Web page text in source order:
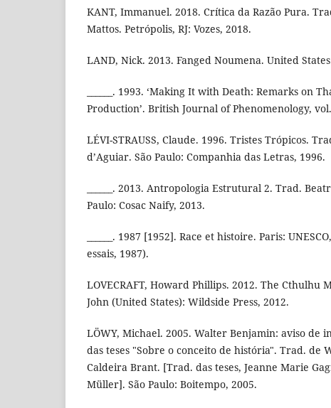
KANT, Immanuel. 2018. Crítica da Razão Pura.
Mattos. Petrópolis, RJ: Vozes, 2018.
LAND, Nick. 2013. Fanged Noumena. United
______. 1993. ‘Making It with Death: Remarks on
Production’. British Journal of Phenomenology,
LÉVI-STRAUSS, Claude. 1996. Tristes Trópicos.
d’Aguiar. São Paulo: Companhia das Letras, 1996.
______. 2013. Antropologia Estrutural 2. Trad.
Paulo: Cosac Naify, 2013.
______. 1987 [1952]. Race et histoire. Paris:
essais, 1987).
LOVECRAFT, Howard Phillips. 2012. The Cthulhu
John (United States): Wildside Press, 2012.
LÖWY, Michael. 2005. Walter Benjamin: aviso de
das teses "Sobre o conceito de história". Trad. de
Caldeira Brant. [Trad. das teses, Jeanne Marie
Müller]. São Paulo: Boitempo, 2005.